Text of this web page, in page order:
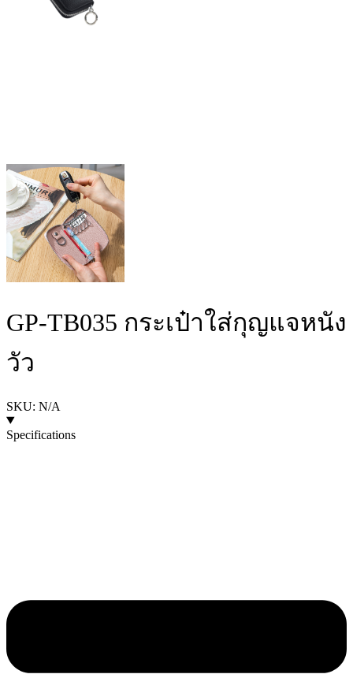
GP-TB035 กระเป๋าใส่กุญแจหนัง
วัว
SKU: N/A
Specifications